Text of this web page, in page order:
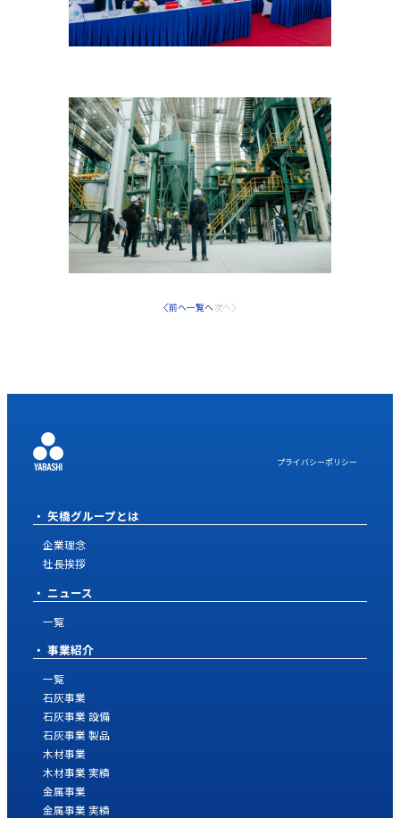
前へ一覧へ次へ
プライバシーポリシー
矢橋グループとは
企業理念
社長挨拶
ニュース
一覧
事業紹介
一覧
石灰事業
石灰事業 設備
石灰事業 製品
木材事業
木材事業 実績
金属事業
金属事業 実績